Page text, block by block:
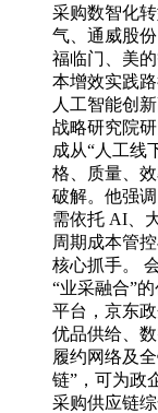
采购数智化
气、通威股
福临门、美
本增效实践
人工智能创
战略研究院
成从“人工线
格、质量、
破解。他强
需依托 AI、
周期成本管
核心抓手。
“业采融合”
平台，京东
优品供给、
履约网络及
链”，可为政
采购供应链